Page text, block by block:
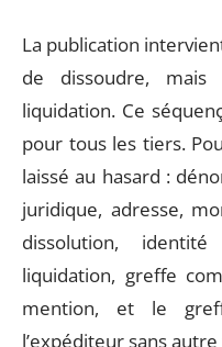
La publication
de dissoudre,
liquidation. Ce
pour tous les tiers.
laissé au hasard :
juridique, adresse,
dissolution,
liquidation, greffe
mention, et le
l’expéditeur sans